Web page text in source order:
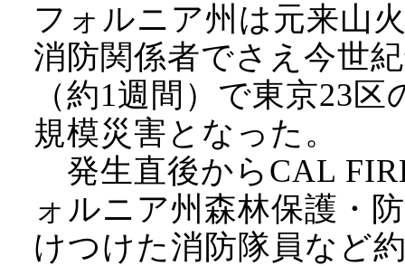
フォルニア州は元来山
消防関係者でさえ今世
（約1週間）で東京23
規模災害となった。
発生直後からCAL
ォルニア州森林保護・
けつけた消防隊員など